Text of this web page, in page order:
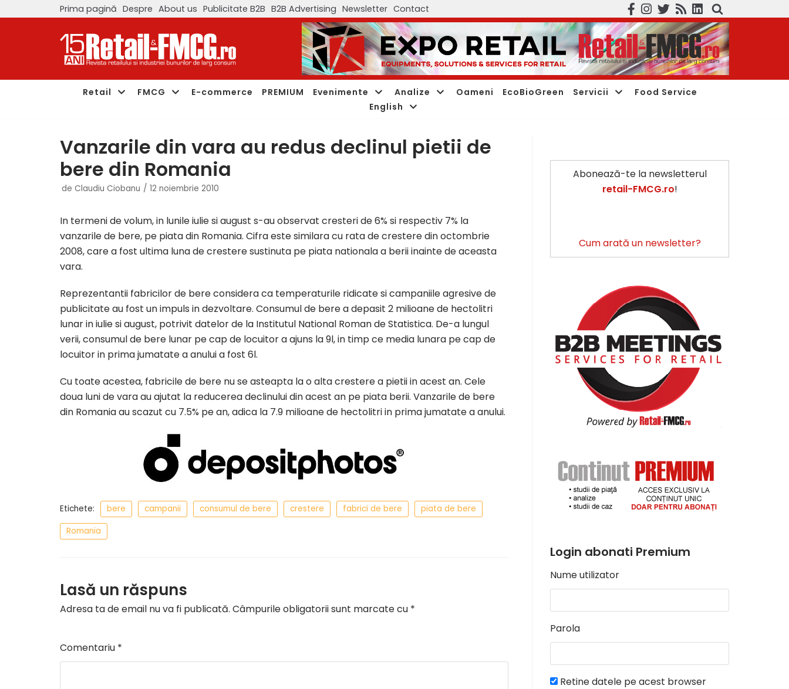
Prima pagină Despre About us Publicitate B2B B2B Advertising Newsletter Contact
Retail FMCG E-commerce PREMIUM Evenimente Analize Oameni EcoBioGreen Servicii
Food Service
English
Vanzarile din vara au redus declinul pietii de
bere din Romania
de Claudiu Ciobanu 12 noiembrie 2010
In termeni de volum, in lunile iulie si august s-au observat cresteri de 6% si respectiv 7% la
vanzarile de bere, pe piata din Romania. Cifra este similara cu rata de crestere din octombrie
2008, care a fost ultima luna de crestere sustinuta pe piata nationala a berii inainte de aceasta
vara.
Reprezentantii fabricilor de bere considera ca temperaturile ridicate si campaniile agresive de
publicitate au fost un impuls in dezvoltare. Consumul de bere a depasit 2 milioane de hectolitri
lunar in iulie si august, potrivit datelor de la Institutul National Roman de Statistica. De-a lungul
verii, consumul de bere lunar pe cap de locuitor a ajuns la 9l, in timp ce media lunara pe cap de
locuitor in prima jumatate a anului a fost 6l.
Cu toate acestea, fabricile de bere nu se asteapta la o alta crestere a pietii in acest an. Cele
doua luni de vara au ajutat la reducerea declinului din acest an pe piata berii. Vanzarile de bere
din Romania au scazut cu 7.5% pe an, adica la 7.9 milioane de hectolitri in prima jumatate a anului.
Etichete: bere campanii consumul de bere crestere fabrici de bere
piata de bere
Romania
Lasă un răspuns
Adresa ta de email nu va fi publicată. Câmpurile obligatorii sunt marcate cu *
Comentariu *
Abonează-te la newsletterul
retail-FMCG.ro!
Cum arată un newsletter?
Login abonati Premium
Nume utilizator
Parola
Retine datele pe acest browser